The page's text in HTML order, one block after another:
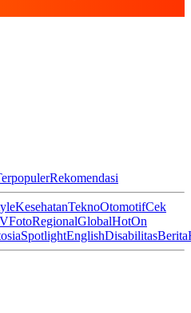
Rekomendasi
KesehatanTeknoOtomotifCek
FotoRegionalGlobalHotOn
SpotlightEnglishDisabilitasBerita